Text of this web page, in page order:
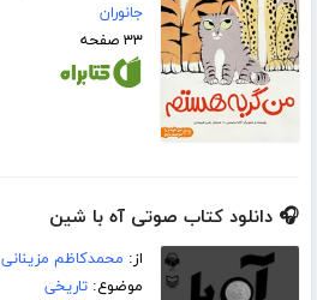
جانوران
۳۳ صفحه
🎧 دانلود کتاب صوتی آه با شین
از: محمدکاظم مزینانی
موضوع:تاریخی